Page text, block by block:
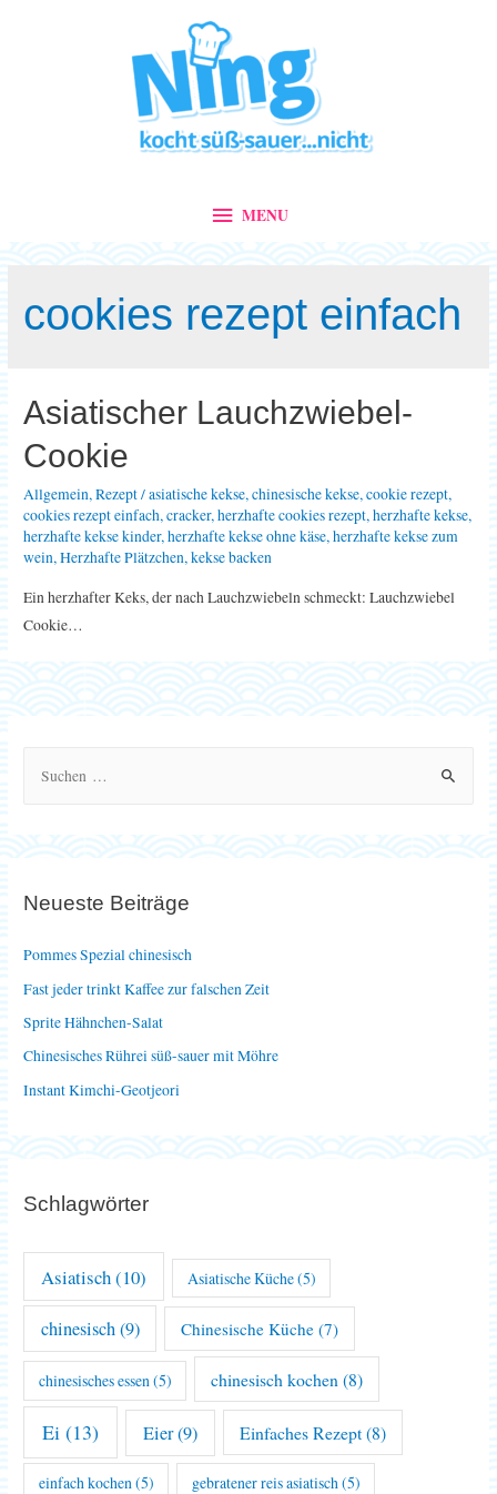
MENU
MENU
cookies rezept einfach
Asiatischer Lauchzwiebel-
Cookie
Allgemein,Rezept/asiatische kekse,chinesische kekse,cookie rezept,
cookies rezept einfach,cracker,herzhafte cookies rezept,herzhafte kekse,
herzhafte kekse kinder,herzhafte kekse ohne käse,herzhafte kekse zum
wein,Herzhafte Plätzchen,kekse backen
Ein herzhafter Keks, der nach Lauchzwiebeln schmeckt: Lauchzwiebel
Cookie…
n
c
h
:
Neueste Beiträge
Pommes Spezial chinesisch
Fast jeder trinkt Kaffee zur falschen Zeit
Sprite Hähnchen-Salat
Chinesisches Rührei süß-sauer mit Möhre
Instant Kimchi-Geotjeori
Schlagwörter
Asiatisch(10) Asiatische Küche(5)
chinesisch(9) Chinesische Küche (7)
chinesisches essen(5) chinesisch kochen (8)
Ei (13) Eier(9) Einfaches Rezept(8)
einfach kochen(5) gebratener reis asiatisch(5)